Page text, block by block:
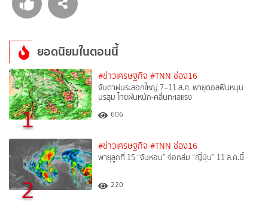
ยอดนิยมในตอนนี้
1
#ข่าวเศรษฐกิจ #TNN ช่อง16
จับตาฝนระลอกใหญ่ 7–11 ส.ค. พายุดอลฟินหนุน
มรสุม ไทยฝนหนัก-คลื่นทะเลแรง
606
2
#ข่าวเศรษฐกิจ #TNN ช่อง16
พายุลูกที่ 15 “จันหอม” จ่อถล่ม “ญี่ปุ่น” 11 ส.ค.นี้
220